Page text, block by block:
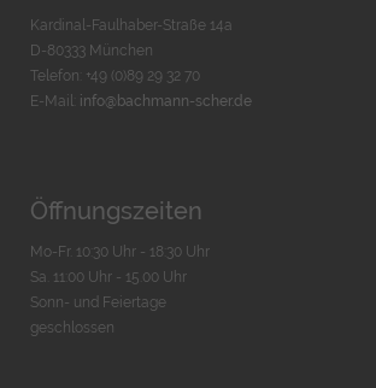
Kardinal-Faulhaber-Straße 14a
D-80333 München
Telefon: +49 (0)89 29 32 70
E-Mail: info@bachmann-scher.de
Öffnungszeiten
Mo-Fr. 10:30 Uhr - 18:30 Uhr
Sa. 11:00 Uhr - 15.00 Uhr
Sonn- und Feiertage
geschlossen